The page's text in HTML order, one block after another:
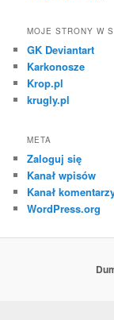
MOJE STRONY W
GK Deviantart
Karkonosze
Krop.pl
krugly.pl
META
Zaloguj się
Kanał wpisów
Kanał
WordPress.org